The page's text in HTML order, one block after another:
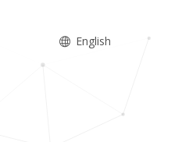
English